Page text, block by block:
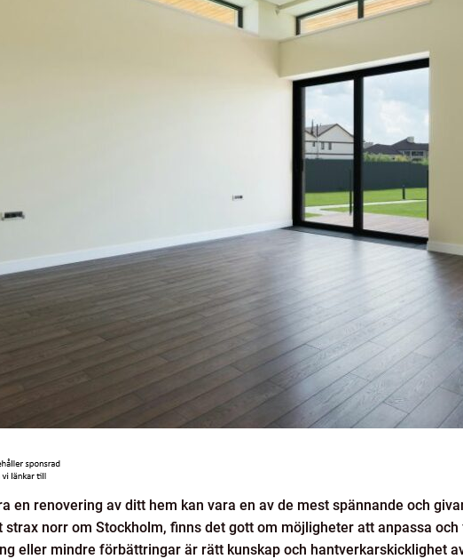
en renovering av ditt hem kan vara en av de mest spännande och
strax norr om Stockholm, finns det gott om möjligheter att anpassa
eller mindre förbättringar är rätt kunskap och hantverkarskicklighet